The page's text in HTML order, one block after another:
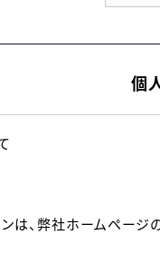
個
は、弊社ホームペー